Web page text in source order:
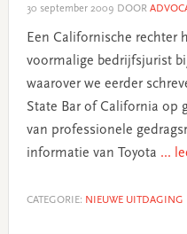
30 september 2009 DOOR
Een Californische rechter
voormalige bedrijfsjurist
waarover we eerder
State Bar of California op
van professionele
informatie van Toyota ...
CATEGORIE: NIEUWE UITDAGING